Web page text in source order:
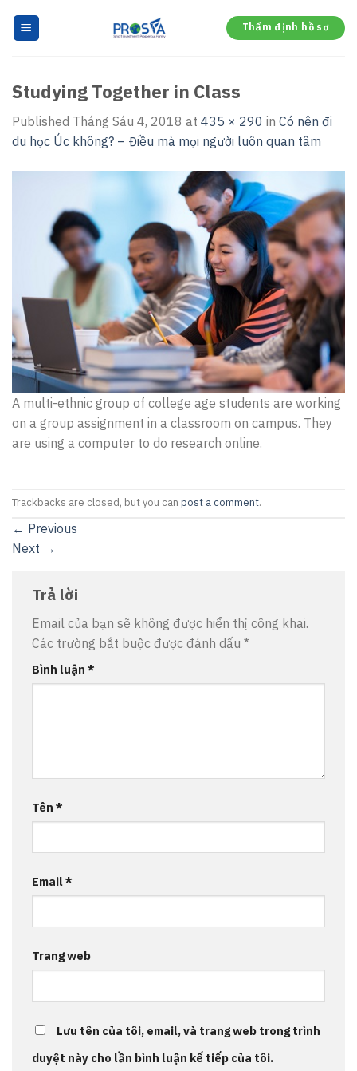
Thẩm định hồ sơ
Studying Together in Class
Published Tháng Sáu 4, 2018 at 435 × 290 in Có nên đi
du học Úc không? – Điều mà mọi người luôn quan tâm
A multi-ethnic group of college age students are working
on a group assignment in a classroom on campus. They
are using a computer to do research online.
Trackbacks are closed, but you can post a comment.
← Previous
Next →
Trả lời
Email của bạn sẽ không được hiển thị công khai.
Các trường bắt buộc được đánh dấu *
Bình luận *
Tên *
Email*
Trang web
Lưu tên của tôi, email, và trang web trong trình
duyệt này cho lần bình luận kế tiếp của tôi.